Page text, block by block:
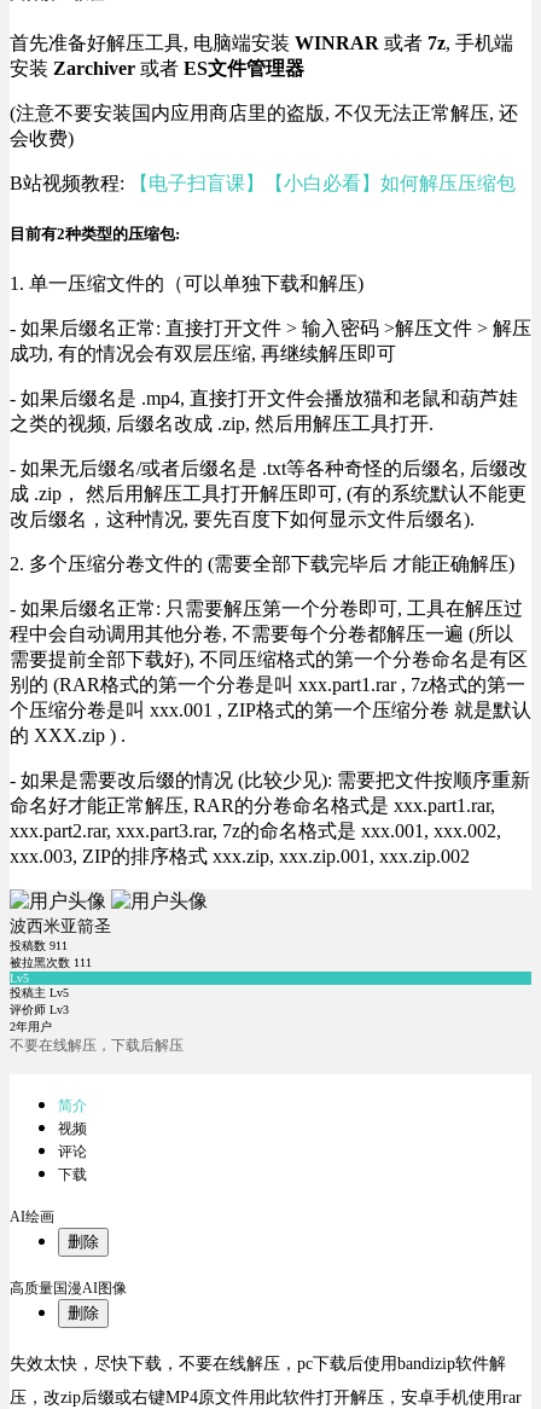
首先准备好解压工具, 电脑端安装 WINRAR 或者 7z, 手机端
安装 Zarchiver 或者 ES文件管理器
(注意不要安装国内应用商店里的盗版, 不仅无法正常解压, 还
会收费)
B站视频教程: 【电子扫盲课】【小白必看】如何解压压缩包
目前有2种类型的压缩包:
1. 单一压缩文件的（可以单独下载和解压)
- 如果后缀名正常: 直接打开文件 > 输入密码 >解压文件 > 解压
成功, 有的情况会有双层压缩, 再继续解压即可
- 如果后缀名是 .mp4, 直接打开文件会播放猫和老鼠和葫芦娃
之类的视频, 后缀名改成 .zip, 然后用解压工具打开.
- 如果无后缀名/或者后缀名是 .txt等各种奇怪的后缀名, 后缀改
成 .zip， 然后用解压工具打开解压即可, (有的系统默认不能更
改后缀名，这种情况, 要先百度下如何显示文件后缀名).
2. 多个压缩分卷文件的 (需要全部下载完毕后 才能正确解压)
- 如果后缀名正常: 只需要解压第一个分卷即可, 工具在解压过
程中会自动调用其他分卷, 不需要每个分卷都解压一遍 (所以
需要提前全部下载好), 不同压缩格式的第一个分卷命名是有区
别的 (RAR格式的第一个分卷是叫 xxx.part1.rar , 7z格式的第一
个压缩分卷是叫 xxx.001 , ZIP格式的第一个压缩分卷 就是默认
的 XXX.zip ) .
- 如果是需要改后缀的情况 (比较少见): 需要把文件按顺序重新
命名好才能正常解压, RAR的分卷命名格式是 xxx.part1.rar,
xxx.part2.rar, xxx.part3.rar, 7z的命名格式是 xxx.001, xxx.002,
xxx.003, ZIP的排序格式 xxx.zip, xxx.zip.001, xxx.zip.002
波西米亚箭圣
投稿数 911
被拉黑次数 111
Lv5
投稿主 Lv5
评价师 Lv3
2年用户
不要在线解压，下载后解压
简介
视频
评论
下载
AI绘画
删除
高质量国漫AI图像
删除
失效太快，尽快下载，不要在线解压，pc下载后使用bandizip软件解
压，改zip后缀或右键MP4原文件用此软件打开解压，安卓手机使用rar